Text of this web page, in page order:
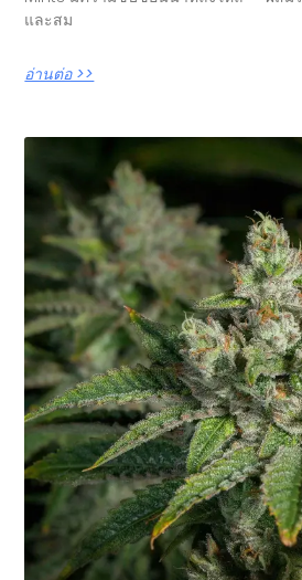
และสม
อ่านต่อ >>